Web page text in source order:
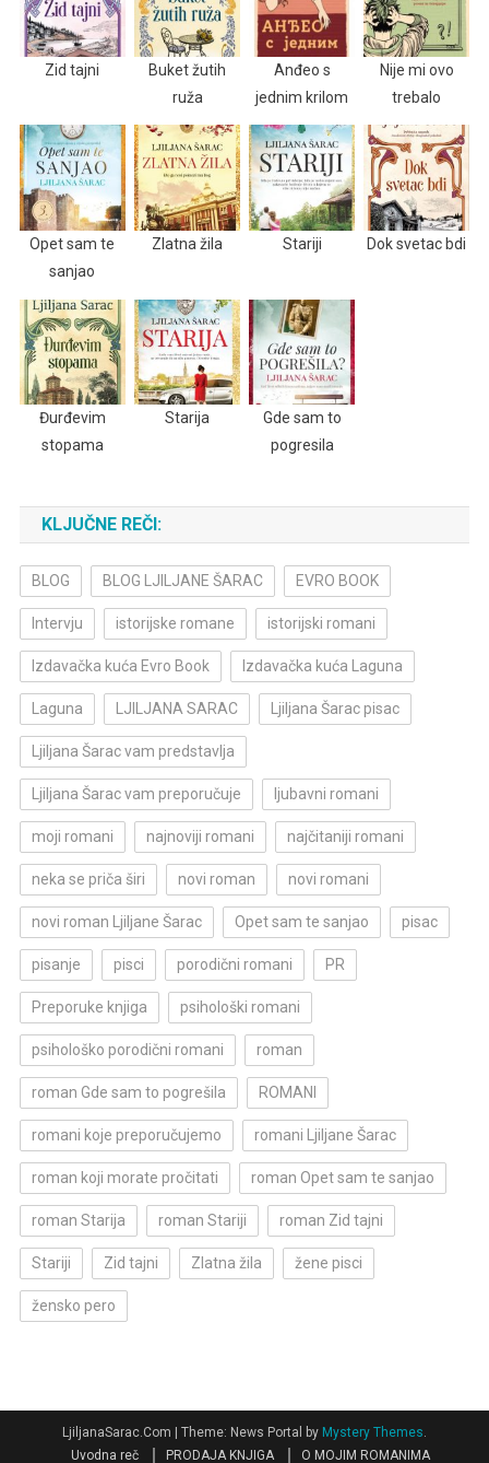
Zid tajni
Buket žutih
ruža
Anđeo s
jednim krilom
Nije mi ovo
trebalo
Opet sam te
sanjao
Zlatna žila Stariji Dok svetac bdi
Đurđevim
stopama
Starija
Gde sam to
pogresila
KLJUČNE REČI:
BLOG BLOG LJILJANE ŠARAC EVRO BOOK
Intervju istorijske romane istorijski romani
Izdavačka kuća Evro Book Izdavačka kuća Laguna
Laguna LJILJANA SARAC Ljiljana Šarac pisac
Ljiljana Šarac vam predstavlja
Ljiljana Šarac vam preporučuje ljubavni romani
moji romani najnoviji romani najčitaniji romani
neka se priča širi novi roman novi romani
novi roman Ljiljane Šarac Opet sam te sanjao pisac
pisanje pisci porodični romani PR
Preporuke knjiga psihološki romani
psihološko porodični romani roman
roman Gde sam to pogrešila ROMANI
romani koje preporučujemo romani Ljiljane Šarac
roman koji morate pročitati roman Opet sam te sanjao
roman Starija roman Stariji roman Zid tajni
Stariji Zid tajni Zlatna žila žene pisci
žensko pero
LjiljanaSarac.Com | Theme: News Portal by Mystery Themes.
Uvodna reč
PRODAJA KNJIGA O MOJIM ROMANIMA